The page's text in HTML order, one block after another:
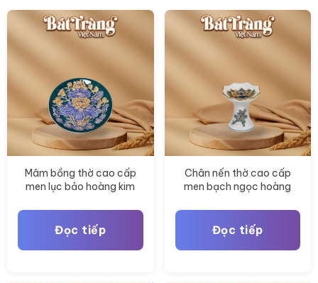
Mâm bồng thờ cao cấp
men lục bảo hoàng kim
ĐT178
Đọc tiếp
Chân nến thờ cao cấp
men bạch ngọc hoàng
ĐT175
Đọc tiếp